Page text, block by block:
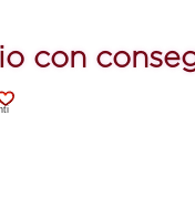
con